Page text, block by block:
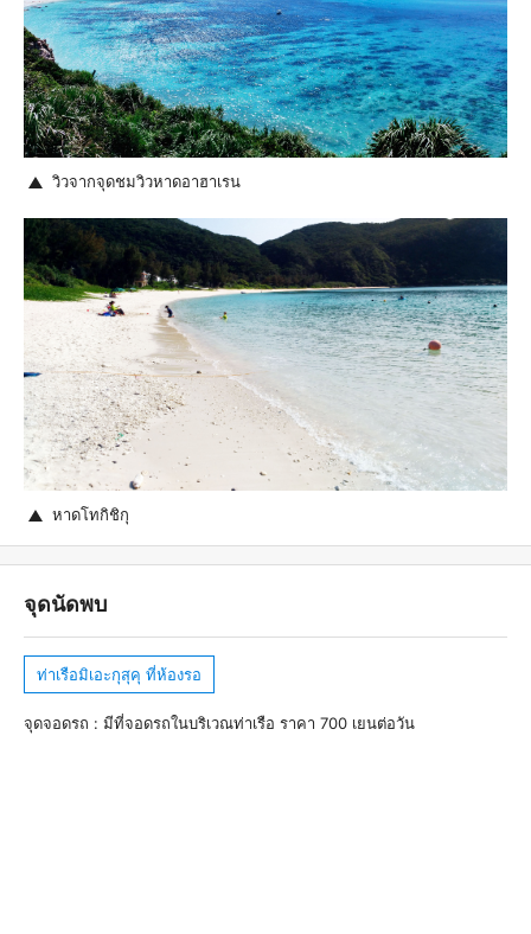
วิวจากจุดชมวิวหาดอาฮาเรน
หาดโทกิชิกุ
จุดนัดพบ
ท่าเรือมิเอะกุสุคุ ที่ห้องรอ
จุดจอดรถ : มีที่จอดรถในบริเวณท่าเรือ ราคา 700 เยนต่อวัน